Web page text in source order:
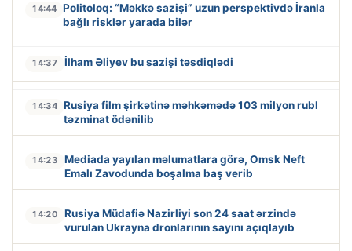
14:44 Politoloq: “Məkkə sazişi” uzun perspektivdə İranla
bağlı risklər yarada bilər
14:37 İlham Əliyev bu sazişi təsdiqlədi
14:34 Rusiya film şirkətinə məhkəmədə 103 milyon rubl
təzminat ödənilib
14:23
Mediada yayılan məlumatlara görə, Omsk Neft
Emalı Zavodunda boşalma baş verib
14:20
Rusiya Müdafiə Nazirliyi son 24 saat ərzində
vurulan Ukrayna dronlarının sayını açıqlayıb